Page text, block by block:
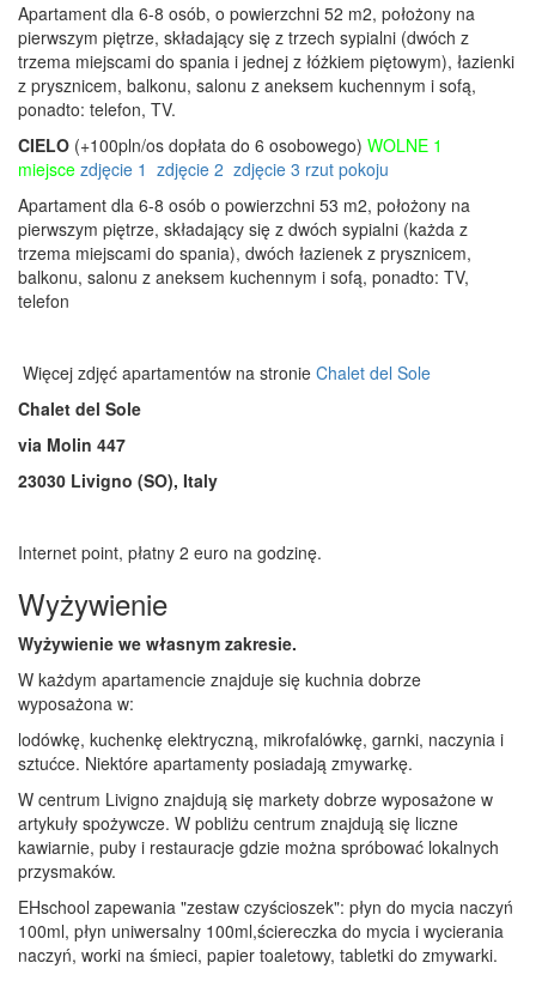
Apartament dla 6-8 osób, o powierzchni 52 m2, położony na
pierwszym piętrze, składający się z trzech sypialni (dwóch z
trzema miejscami do spania i jednej z łóżkiem piętowym), łazienki
z prysznicem, balkonu, salonu z aneksem kuchennym i sofą,
ponadto: telefon, TV.
CIELO (+100pln/os dopłata do 6 osobowego) WOLNE 1
miejsce zdjęcie 1 zdjęcie 2 zdjęcie 3 rzut pokoju
Apartament dla 6-8 osób o powierzchni 53 m2, położony na
pierwszym piętrze, składający się z dwóch sypialni (każda z
trzema miejscami do spania), dwóch łazienek z prysznicem,
balkonu, salonu z aneksem kuchennym i sofą, ponadto: TV,
telefon
Więcej zdjęć apartamentów na stronie Chalet del Sole
Chalet del Sole
via Molin 447
23030 Livigno (SO), Italy
Internet point, płatny 2 euro na godzinę.
Wyżywienie
Wyżywienie we własnym zakresie.
W każdym apartamencie znajduje się kuchnia dobrze
wyposażona w:
lodówkę, kuchenkę elektryczną, mikrofalówkę, garnki, naczynia i
sztućce. Niektóre apartamenty posiadają zmywarkę.
W centrum Livigno znajdują się markety dobrze wyposażone w
artykuły spożywcze. W pobliżu centrum znajdują się liczne
kawiarnie, puby i restauracje gdzie można spróbować lokalnych
przysmaków.
EHschool zapewania "zestaw czyścioszek": płyn do mycia naczyń
100ml, płyn uniwersalny 100ml,ściereczka do mycia i wycierania
naczyń, worki na śmieci, papier toaletowy, tabletki do zmywarki.